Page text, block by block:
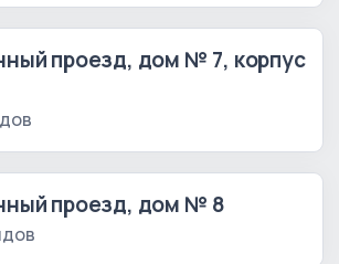
проезд, дом № 7, корпус
проезд, дом № 8